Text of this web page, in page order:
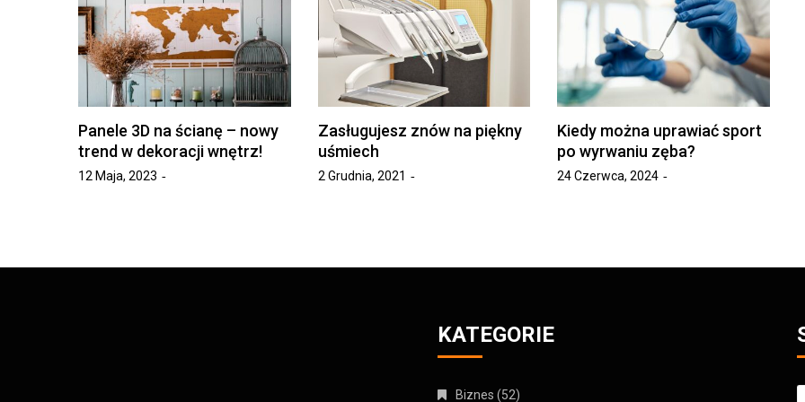
Panele 3D na ścianę – nowy
trend w dekoracji wnętrz!
12 Maja, 2023
Zasługujesz znów na piękny
uśmiech
2 Grudnia, 2021
Kiedy można uprawiać sport
po wyrwaniu zęba?
24 Czerwca, 2024
KATEGORIE
Biznes (52)